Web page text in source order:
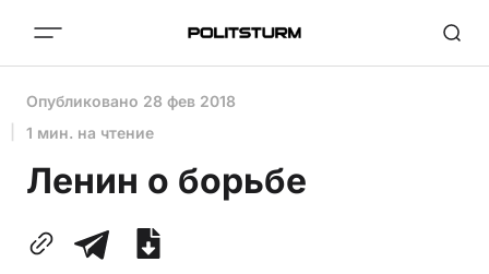
Опубликовано 28 фев 2018
1 мин. на чтение
Ленин о борьбе